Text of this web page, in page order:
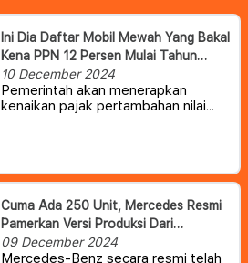
Ini Dia Daftar Mobil Mewah Yang Bakal
Kena PPN 12 Persen Mulai Tahun
Depan
10 December 2024
Pemerintah akan menerapkan
kenaikan pajak pertambahan nilai
Indonesia.
Cuma Ada 250 Unit, Mercedes Resmi
Pamerkan Versi Produksi Dari
PureSpeed Concept
09 December 2024
Mercedes-Benz secara resmi telah